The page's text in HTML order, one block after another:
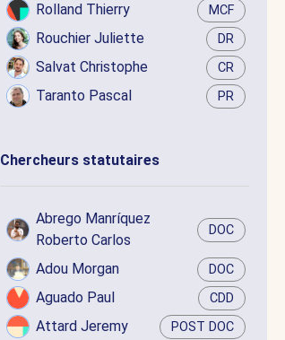
Rolland Thierry MCF
Rouchier Juliette DR
Salvat Christophe CR
Taranto Pascal PR
Chercheurs statutaires
Abrego Manríquez
Roberto Carlos
DOC
Adou Morgan DOC
Aguado Paul CDD
Attard Jeremy POST DOC